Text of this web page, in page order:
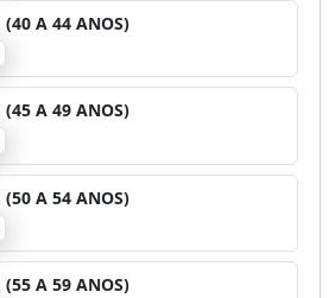
(40 A 44 ANOS)
(45 A 49 ANOS)
(50 A 54 ANOS)
(55 A 59 ANOS)